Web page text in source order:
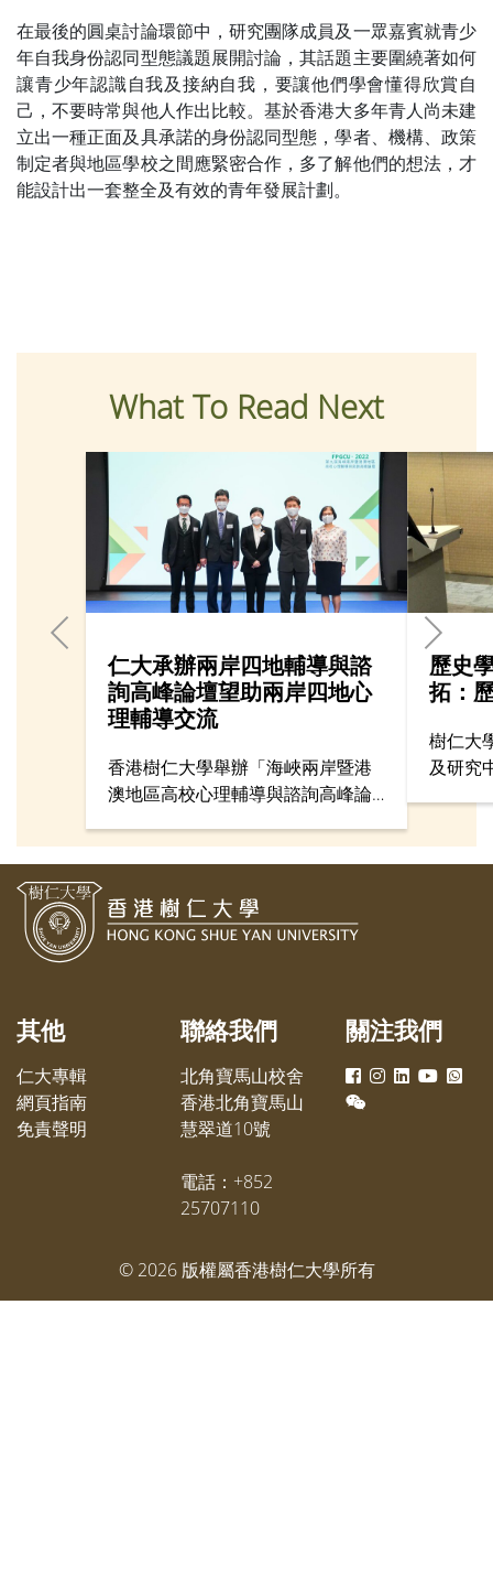
在最後的圓桌討論環節中，研究團隊成員及一眾嘉賓就青少
年自我身份認同型態議題展開討論，其話題主要圍繞著如何
讓青少年認識自我及接納自我，要讓他們學會懂得欣賞自
己，不要時常與他人作出比較。基於香港大多年青人尚未建
立出一種正面及具承諾的身份認同型態，學者、機構、政策
制定者與地區學校之間應緊密合作，多了解他們的想法，才
能設計出一套整全及有效的青年發展計劃。
What To Read Next
仁大承辦兩岸四地輔導與諮
詢高峰論壇望助兩岸四地心
理輔導交流
香港樹仁大學舉辦「海峽兩岸暨港
澳地區高校心理輔導與諮詢高峰論
港、澳門和台灣的當代心理輔導學
同步交流學術心得、分享實戰經
驗。
歷史
拓：
樹仁大
及研究
會」，
其他
仁大專輯
網頁指南
免責聲明
聯絡我們
北角寶馬山校舍
香港北角寶馬山
慧翠道10號
電話：+852
25707110
關注我們
© 2026版權屬香港樹仁大學所有